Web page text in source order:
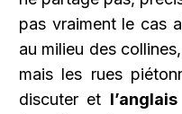
pas vraiment le cas
au milieu des
mais les rues
discuter et l’anglais